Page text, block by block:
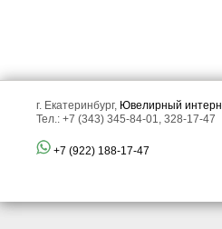
г. Екатеринбург, Ювелирный
Тел.: +7 (343) 345-84-01, 328-17-47
+7 (922) 188-17-47